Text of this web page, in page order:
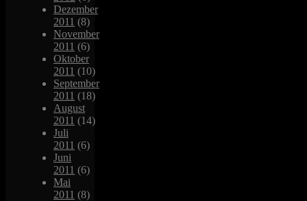
Dezember
2011 (8)
November
2011 (6)
Oktober
2011 (10)
September
2011 (18)
August
2011 (14)
Juli
2011 (6)
Juni
2011 (6)
Mai
2011 (8)